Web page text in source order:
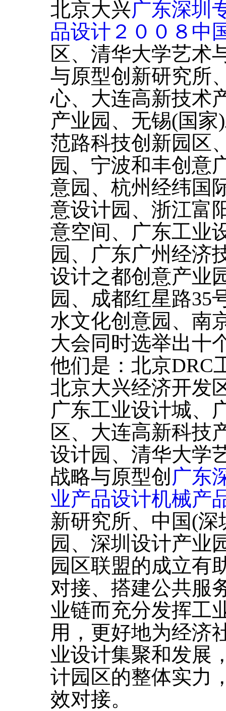
北京大兴广东深圳
品设计２００８中
区、清华大学艺术
与原型创新研究所
心、大连高新技术
产业园、无锡(国
范路科技创新园区
园、宁波和丰创意
意园、杭州经纬国
意设计园、浙江富
意空间、广东工业
园、广东广州经济
设计之都创意产业
园、成都红星路35
水文化创意园、南
大会同时选举出十
他们是：北京DRC
北京大兴经济开发
广东工业设计城、
区、大连高新科技
设计园、清华大学
战略与原型创 广东
业产品设计机械产
新研究所、中国(
园、深圳设计产业
园区联盟的成立有
对接、搭建公共服
业链而充分发挥工
用，更好地为经济
业设计集聚和发展
计园区的整体实力
效对接。